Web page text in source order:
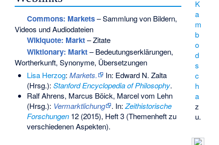
K
a
m
b
o
d
s
c
h
a
z
u.
Commons: Markets– Sammlung von Bildern,
Videos und Audiodateien
Wikiquote: Markt– Zitate
Wiktionary: Markt– Bedeutungserklärungen,
Wortherkunft, Synonyme, Übersetzungen
Lisa Herzog: Markets.
In: Edward N. Zalta
(Hrsg.): Stanford Encyclopedia of Philosophy.
Ralf Ahrens, Marcus Böick, Marcel vom Lehn
(Hrsg.): Vermarktlichung . In: Zeithistorische
Forschungen12 (2015), Heft 3 (Themenheft zu
verschiedenen Aspekten).